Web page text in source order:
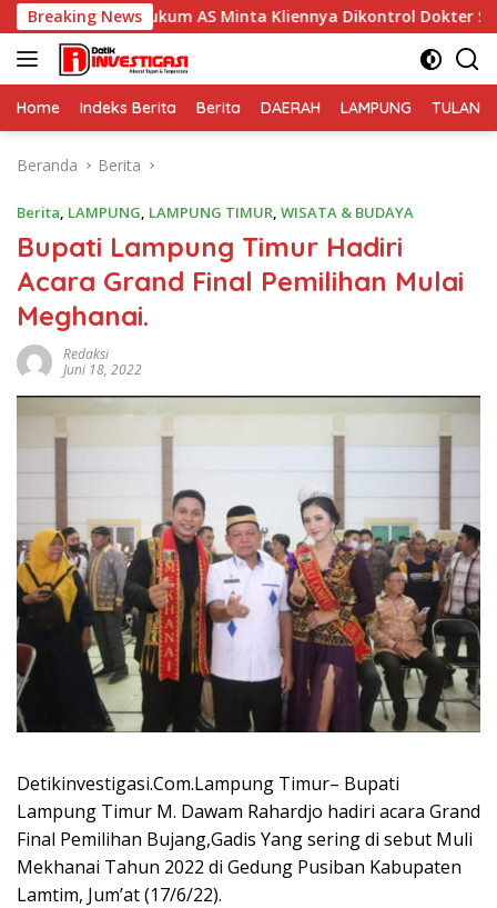
Langsung
ke
konten
Breaking News
AS Minta Kliennya Dikontrol Dokter Spesialis Kejiwaan
Home Indeks Berita Berita DAERAH LAMPUNG TULANG
Beranda Berita
Berita, LAMPUNG, LAMPUNG TIMUR, WISATA & BUDAYA
Bupati Lampung Timur Hadiri
Acara Grand Final Pemilihan Mulai
Meghanai.
Redaksi
Juni 18, 2022
Detikinvestigasi.Com.Lampung Timur– Bupati
Lampung Timur M. Dawam Rahardjo hadiri acara Grand
Final Pemilihan Bujang,Gadis Yang sering di sebut Muli
Mekhanai Tahun 2022 di Gedung Pusiban Kabupaten
Lamtim, Jum’at (17/6/22).